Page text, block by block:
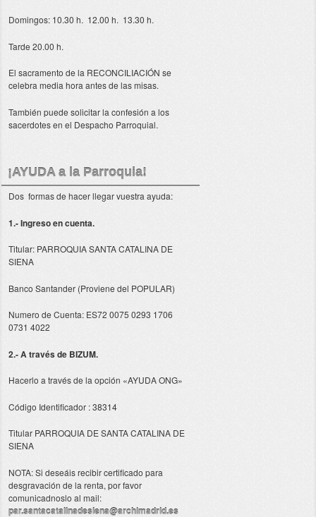
Domingos: 10.30 h. 12.00 h. 13.30 h.
Tarde 20.00 h.
El sacramento de la RECONCILIACIÓN se
celebra media hora antes de las misas.
También puede solicitar la confesión a los
sacerdotes en el Despacho Parroquial.
¡AYUDA a la Parroquia!
Dos formas de hacer llegar vuestra ayuda:
1.- Ingreso en cuenta.
Titular: PARROQUIA SANTA CATALINA DE
SIENA
Banco Santander (Proviene del POPULAR)
Numero de Cuenta: ES72 0075 0293 1706
0731 4022
2.- A través de BIZUM.
Hacerlo a través de la opción «AYUDA ONG»
Código Identificador : 38314
Titular PARROQUIA DE SANTA CATALINA DE
SIENA
NOTA: Si deseáis recibir certificado para
desgravación de la renta, por favor
comunicadnoslo al mail:
par.santacatalinadesiena@archimadrid.es